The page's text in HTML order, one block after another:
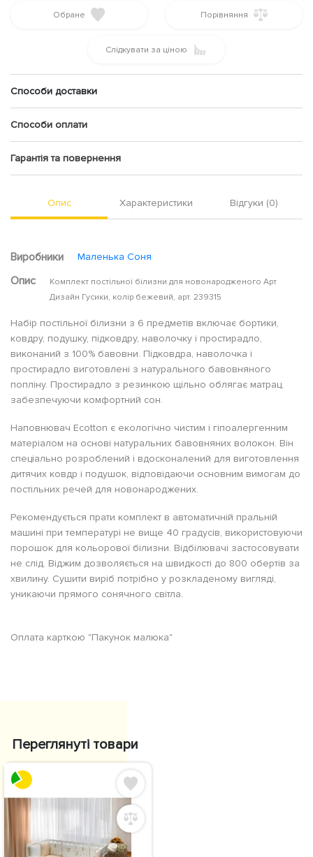
Обране Порівняння
Слідкувати за ціною
Способи доставки
Способи оплати
Гарантія та повернення
Опис Характеристики Відгуки (0)
Виробники Маленька Соня
Опис
Комплект постільної білизни для новонародженого Арт
Дизайн Гусики, колір бежевий, арт. 239315
Набір постільної білизни з 6 предметів включає бортики,
ковдру, подушку, підковдру, наволочку і простирадло,
виконаний з 100% бавовни. Підковдра, наволочка і
простирадло виготовлені з натурального бавовняного
попліну. Простирадло з резинкою щільно облягає матрац,
забезпечуючи комфортний сон.
Наповнювач Ecotton є екологічно чистим і гіпоалергенним
матеріалом на основі натуральних бавовняних волокон. Він
спеціально розроблений і вдосконалений для виготовлення
дитячих ковдр і подушок, відповідаючи основним вимогам до
постільних речей для новонароджених.
Рекомендується прати комплект в автоматичній пральній
машині при температурі не вище 40 градусів, використовуючи
порошок для кольорової білизни. Відбілювачі застосовувати
не слід. Віджим дозволяється на швидкості до 800 обертів за
хвилину. Сушити виріб потрібно у розкладеному вигляді,
уникаючи прямого сонячного світла.
Оплата карткою "Пакунок малюка"
Переглянуті товари